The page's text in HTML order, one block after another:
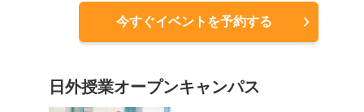
今すぐイベントを予約する
日外授業オープンキャンパス